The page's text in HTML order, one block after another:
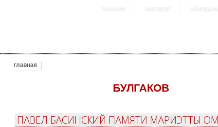
главная институт
ВЫ ЗДЕСЬ
главная
БУЛГАКОВ
ПАВЕЛ БАСИНСКИЙ ПАМЯТИ МАРИЭТТЫ